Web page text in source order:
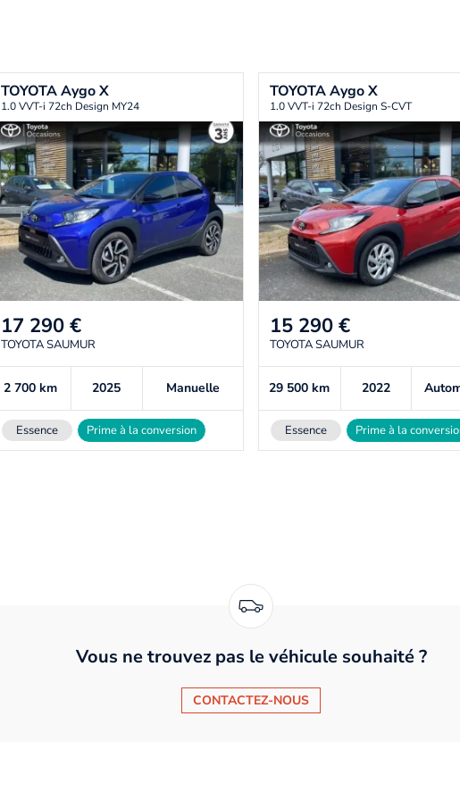
TOYOTAAygo X
1.0 VVT-i 72ch Design MY24
17 290 €
TOYOTA SAUMUR
2 700 km 2025 Manuelle
Essence Prime à la conversion
TOYOTAAygo X
1.0 VVT-i 72ch Design S-CVT
15 290 €
TOYOTA SAUMUR
29 500km 2022
Essence Prime à la
Vous ne trouvez pas le véhicule souhaité ?
CONTACTEZ-NOUS